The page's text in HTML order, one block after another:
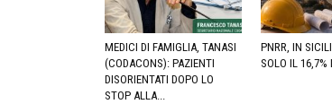
MEDICI DI FAMIGLIA, TANASI
(CODACONS): PAZIENTI
DISORIENTATI DOPO LO
STOP ALLA...
PNRR, IN
SOLO IL 16,7%